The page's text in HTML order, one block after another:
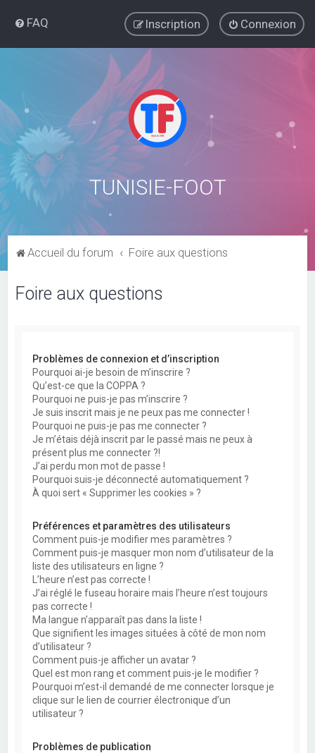
FAQ Connexion
Inscription
TUNISIE-FOOT
Accueil du forum Foire aux questions
Foire aux questions
Problèmes de connexion et d’inscription
Pourquoi ai-je besoin de m’inscrire ?
Qu’est-ce que la COPPA ?
Pourquoi ne puis-je pas m’inscrire ?
Je suis inscrit mais je ne peux pas me connecter !
Pourquoi ne puis-je pas me connecter ?
Je m’étais déjà inscrit par le passé mais ne peux à
présent plus me connecter ?!
J’ai perdu mon mot de passe !
Pourquoi suis-je déconnecté automatiquement ?
À quoi sert « Supprimer les cookies » ?
Préférences et paramètres des utilisateurs
Comment puis-je modifier mes paramètres ?
Comment puis-je masquer mon nom d’utilisateur de la
liste des utilisateurs en ligne ?
L’heure n’est pas correcte !
J’ai réglé le fuseau horaire mais l’heure n’est toujours
pas correcte !
Ma langue n’apparaît pas dans la liste !
Que signifient les images situées à côté de mon nom
d’utilisateur ?
Comment puis-je afficher un avatar ?
Quel est mon rang et comment puis-je le modifier ?
Pourquoi m’est-il demandé de me connecter lorsque je
clique sur le lien de courrier électronique d’un
utilisateur ?
Problèmes de publication